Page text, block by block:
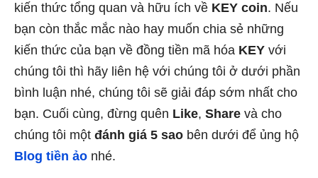
kiến thức tổng quan và hữu ích về KEY coin. Nếu
bạn còn thắc mắc nào hay muốn chia sẻ những
kiến thức của bạn về đồng tiền mã hóa KEY với
chúng tôi thì hãy liên hệ với chúng tôi ở dưới phần
bình luận nhé, chúng tôi sẽ giải đáp sớm nhất cho
bạn. Cuối cùng, đừng quên Like, Share và cho
chúng tôi một đánh giá 5 sao bên dưới để ủng hộ
Blog tiền ảo nhé.